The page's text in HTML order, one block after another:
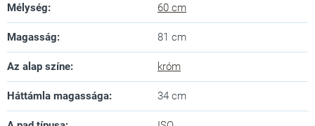
Mélység: 60 cm
Magasság: 81 cm
Az alap színe: króm
Háttámla magassága: 34 cm